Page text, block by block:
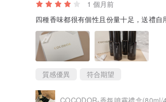
1 個月前
四種香味都很有個性且份量十足，送禮自
質感優異 符合期望
COCODOR-香氛噴霧禮盒